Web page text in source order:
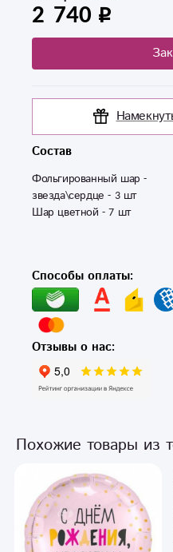
2 740
Состав
Фольгированный шар -
звезда\сердце - 3 шт
Шар цветной - 7 шт
Способы оплаты:
Отзывы о нас:
Похожие товары из